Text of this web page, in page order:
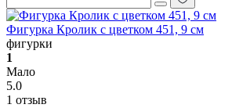
Фигурка Кролик с цветком 451, 9 см
фигурки
1
Мало
5.0
1 отзыв